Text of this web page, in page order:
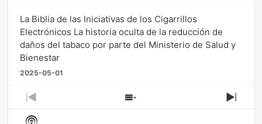
La Biblia de las Iniciativas de los Cigarrillos
Electrónicos La historia oculta de la reducción de
daños del tabaco por parte del Ministerio de Salud y
Bienestar
2025-05-01
Previous
Episode
Show
Episodes
Next
Show